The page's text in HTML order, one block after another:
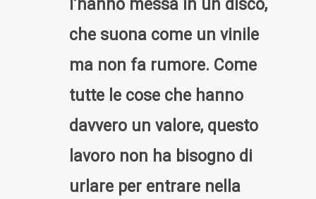
l’hanno messa in un disco,
che suona come un vinile
ma non fa rumore. Come
tutte le cose che hanno
davvero un valore, questo
lavoro non ha bisogno di
urlare per entrare nella